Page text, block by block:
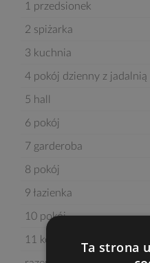
1 przedsionek
2 spiżarka
3 kuchnia
4 pokój dzienny z jadalnią
5 hall
6 pokój
7 garderoba
8 pokój
9 łazienka
10 pokój
11 kotłowniaTa strona